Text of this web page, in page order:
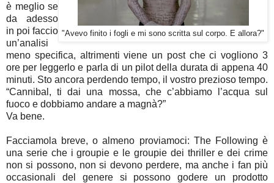
"Avevo finito i fogli e mi sono scritta sul corpo. E allora?"
è meglio se
da adesso
in poi faccio
un’analisi
meno specifica, altrimenti viene un post che ci vogliono 3
ore per leggerlo e parla di un pilot della durata di appena 40
minuti. Sto ancora perdendo tempo, il vostro prezioso tempo.
“Cannibal, ti dai una mossa, che c’abbiamo l’acqua sul
fuoco e dobbiamo andare a magnà?”
Va bene.
Facciamola breve, o almeno proviamoci: The Following è
una serie che i groupie e le groupie dei thriller e dei crime
non si possono, non si devono perdere, ma anche i fan più
occasionali del genere si possono godere un prodotto